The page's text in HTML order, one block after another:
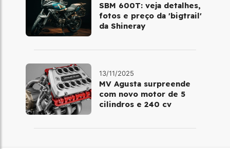
SBM 600T: veja detalhes,
fotos e preço da 'bigtrail'
da Shineray
13/11/2025
MV Agusta surpreende
com novo motor de 5
cilindros e 240 cv